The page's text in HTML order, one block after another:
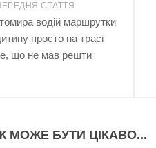
СТАТТЯ
водій маршрутки
просто на трасі
що не мав решти
МОЖЕ БУТИ ЦІКАВО...